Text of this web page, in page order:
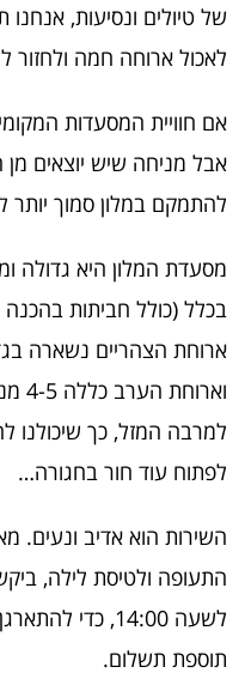
של טיולים ונסיעות,
לאכול ארוחה חמה ולחזור
אם חוויית המסעדות
אבל מניחה שיש יוצאים
להתמקם במלון סמוך יותר
מסעדת המלון היא גדולה
בכלל (כולל חביתות בהכנה
ארוחת הצהריים נשארה
למרבה המזל, כך שיכולנו
לפתוח עוד חור בחגורה…
השירות הוא אדיב ונעים.
התעופה ולטיסת לילה,
לשעה 14:00, כדי
תוספת תשלום.